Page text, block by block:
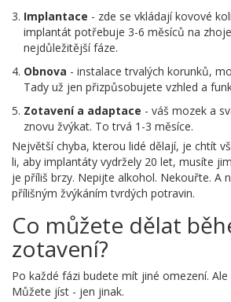
Implantace - zde se vkládají kovové
implantát potřebuje 3-6 měsíců na
nejdůležitější fáze.
Obnova - instalace trvalých korunků,
Tady už jen přizpůsobujete vzhled a
Zotavení a adaptace - váš mozek a
znovu žvýkat. To trvá 1-3 měsíce.
Největší chyba, kterou lidé dělají, je chtít
li, aby implantáty vydržely 20 let, musíte
je příliš brzy. Nepijte alkohol. Nekouřte. A
přílišným žvýkáním tvrdých potravin.
Co můžete dělat
zotavení?
Po každé fázi budete mít jiné omezení.
Můžete jíst - jen jinak.